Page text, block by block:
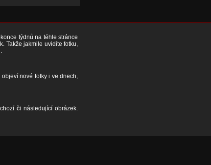
týdnů na téhle stránce
Takže jakmile uvidíte fotku,
nové fotky i ve dnech,
či následující obrázek.